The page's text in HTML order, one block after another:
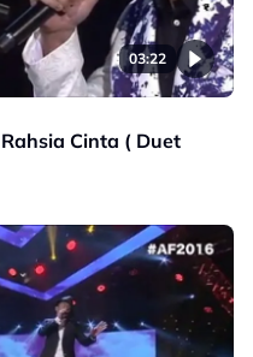
03:22
Cinta ( Duet